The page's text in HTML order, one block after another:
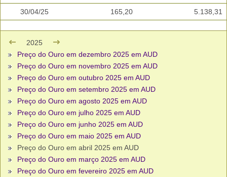
30/04/25 165,20 5.138,31
2025
Preço do Ouro em dezembro 2025 em AUD
Preço do Ouro em novembro 2025 em AUD
Preço do Ouro em outubro 2025 em AUD
Preço do Ouro em setembro 2025 em AUD
Preço do Ouro em agosto 2025 em AUD
Preço do Ouro em julho 2025 em AUD
Preço do Ouro em junho 2025 em AUD
Preço do Ouro em maio 2025 em AUD
Preço do Ouro em abril 2025 em AUD
Preço do Ouro em março 2025 em AUD
Preço do Ouro em fevereiro 2025 em AUD